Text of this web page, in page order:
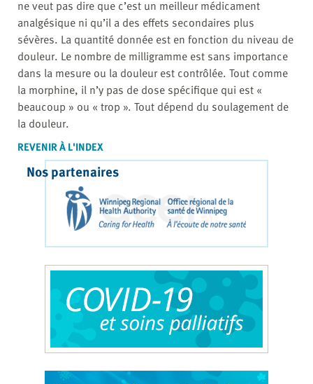
ne veut pas dire que c’est un meilleur médicament
analgésique ni qu’il a des effets secondaires plus
sévères. La quantité donnée est en fonction du niveau de
douleur. Le nombre de milligramme est sans importance
dans la mesure ou la douleur est contrôlée. Tout comme
la morphine, il n’y pas de dose spécifique qui est «
beaucoup » ou « trop ». Tout dépend du soulagement de
la douleur.
REVENIR À L'INDEX
Nos partenaires